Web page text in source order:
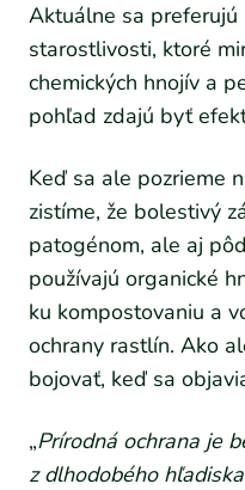
Aktuálne sa
starostlivosti, ktoré
chemických hnojív a
pohľad zdajú byť
Keď sa ale pozrieme
zistíme, že bolestivý
patogénom, ale aj
používajú organické
ku kompostovaniu a
ochrany rastlín. Ako
bojovať, keď sa
„Prírodná ochrana je
z dlhodobého